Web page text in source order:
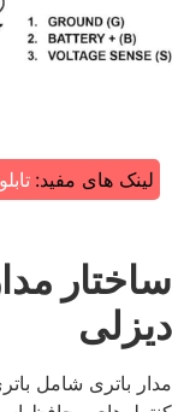
لینک های مفید:
ساختار
دیزلی
مدار باتری شامل